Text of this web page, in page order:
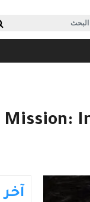
البحث
آخر